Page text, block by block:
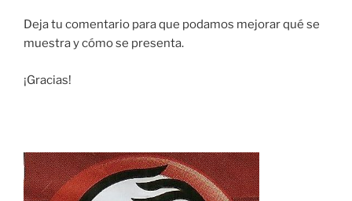
Deja tu comentario para que podamos mejorar qué se
muestra y cómo se presenta.
¡Gracias!